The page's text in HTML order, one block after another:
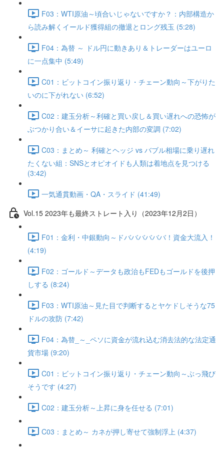
F03：WTI原油～頃合いじゃないですか？：内部構造か
ら読み解くイールド獲得組の撤退とロング残玉 (5:28)
F04：為替 ～ ドル円に動きあり＆トレーダーはユーロ
に一点集中 (5:49)
C01：ビットコイン振り返り・チェーン動向～下がりた
いのに下がれない (6:52)
C02：建玉分析～利確と買い戻し＆買い遅れへの恐怖が
ぶつかり合い＆イーサに起きた内部の変調 (7:02)
C03：まとめ～ 利確とヘッジ vs バブル相場に乗り遅れ
たくない組：SNSとオピオイドも人類は着地点を見つける
(3:42)
一気通貫動画・QA・スライド (41:49)
Vol.15 2023年も最終ストレート入り（2023年12月2日）
F01：金利・中銀動向～ドババババババ！資金大流入！
(4:19)
F02：ゴールド～データも政治もFEDもゴールドを後押
しする (8:24)
F03：WTI原油～見た目で判断するとヤケドしそうな75
ドルの攻防 (7:42)
F04：為替_～_ペソに資金が流れ込む消去法的な法定通
貨市場 (9:20)
C01：ビットコイン振り返り・チェーン動向～ぶっ飛び
そうです (4:27)
C02：建玉分析～上昇に身を任せる (7:01)
C03：まとめ～ カネが押し寄せて強制浮上 (4:37)